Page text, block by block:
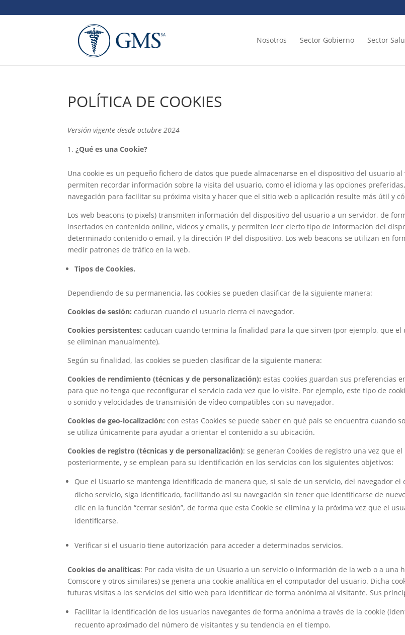
Nosotros Sector Gobierno Sector
POLÍTICA DE COOKIES
Versión vigente desde octubre 2024
¿Qué es una Cookie?
Una cookie es un pequeño fichero de datos que puede almacenarse en el dispositivo del usuario
permiten recordar información sobre la visita del usuario, como el idioma y las opciones
navegación para facilitar su próxima visita y hacer que el sitio web o aplicación resulte más útil y
Los web beacons (o pixels) transmiten información del dispositivo del usuario a un servidor, de
insertados en contenido online, videos y emails, y permiten leer cierto tipo de información del
determinado contenido o email, y la dirección IP del dispositivo. Los web beacons se utilizan en
medir patrones de tráfico en la web.
Tipos de Cookies.
Dependiendo de su permanencia, las cookies se pueden clasificar de la siguiente manera:
Cookies de sesión: caducan cuando el usuario cierra el navegador.
Cookies persistentes: caducan cuando termina la finalidad para la que sirven (por ejemplo, que
se eliminan manualmente).
Según su finalidad, las cookies se pueden clasificar de la siguiente manera:
Cookies de rendimiento (técnicas y de personalización): estas cookies guardan sus preferencias
para que no tenga que reconfigurar el servicio cada vez que lo visite. Por ejemplo, este tipo de
o sonido y velocidades de transmisión de vídeo compatibles con su navegador.
Cookies de geo-localización: con estas Cookies se puede saber en qué país se encuentra cuando
se utiliza únicamente para ayudar a orientar el contenido a su ubicación.
Cookies de registro (técnicas y de personalización): se generan Cookies de registro una vez que
posteriormente, y se emplean para su identificación en los servicios con los siguientes objetivos:
Que el Usuario se mantenga identificado de manera que, si sale de un servicio, del navegador
dicho servicio, siga identificado, facilitando así su navegación sin tener que identificarse de
clic en la función “cerrar sesión”, de forma que esta Cookie se elimina y la próxima vez que el
identificarse.
Verificar si el usuario tiene autorización para acceder a determinados servicios.
Cookies de analíticas: Por cada visita de un Usuario a un servicio o información de la web o a una
Comscore y otros similares) se genera una cookie analítica en el computador del usuario. Dicha
futuras visitas a los servicios del sitio web para identificar de forma anónima al visitante. Sus
Facilitar la identificación de los usuarios navegantes de forma anónima a través de la cookie
recuento aproximado del número de visitantes y su tendencia en el tiempo.